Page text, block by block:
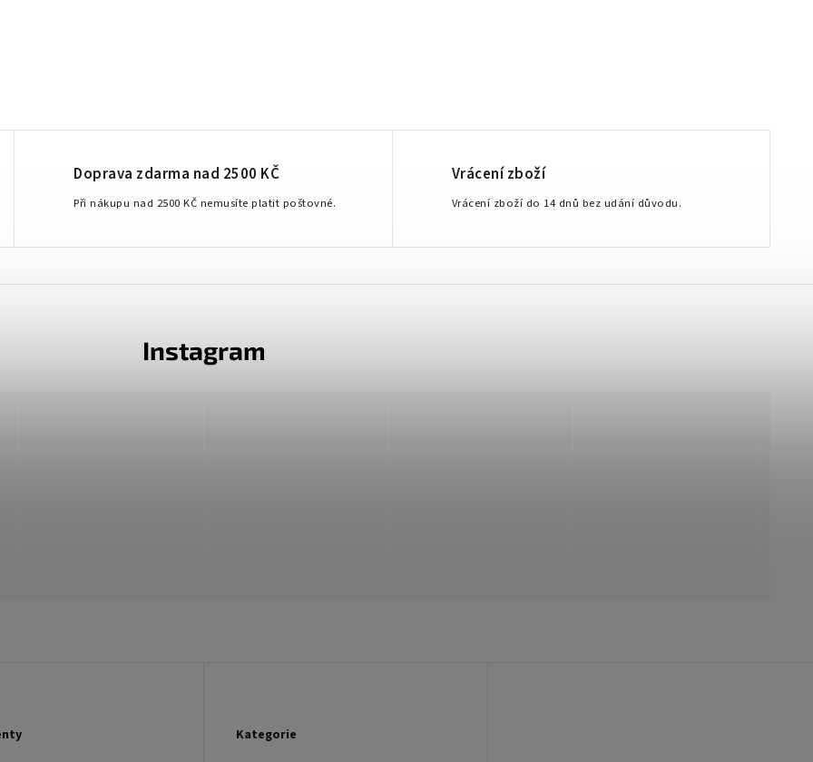
Doprava zdarma nad 2500 KČ
Při nákupu nad 2500 KČ nemusíte platit poštovné.
Vrácení zboží
Vrácení zboží do 14 dnů bez udání důvodu.
Kategorie
Instagram